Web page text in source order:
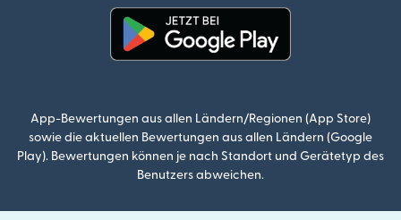
App-Bewertungen aus allen Ländern/Regionen (App Store)
sowie die aktuellen Bewertungen aus allen Ländern (Google
Play). Bewertungen können je nach Standort und Gerätetyp des
Benutzers abweichen.